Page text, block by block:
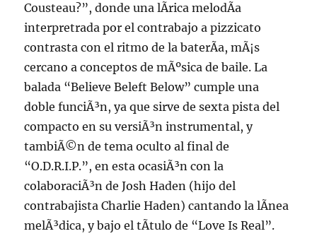
Cousteau?”, donde una lÃ­rica melodÃ­a
interpretrada por el contrabajo a pizzicato
contrasta con el ritmo de la baterÃ­a, mÃ¡s
cercano a conceptos de mÃºsica de baile. La
balada “Believe Beleft Below” cumple una
doble funciÃ³n, ya que sirve de sexta pista del
compacto en su versiÃ³n instrumental, y
tambiÃ©n de tema oculto al final de
“O.D.R.I.P.”, en esta ocasiÃ³n con la
colaboraciÃ³n de Josh Haden (hijo del
contrabajista Charlie Haden) cantando la lÃ­nea
melÃ³dica, y bajo el tÃ­tulo de “Love Is Real”.